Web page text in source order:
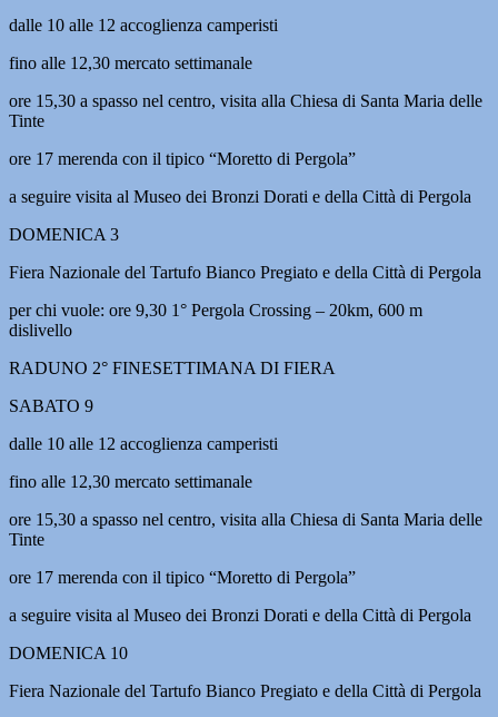
dalle 10 alle 12 accoglienza camperisti
fino alle 12,30 mercato settimanale
ore 15,30 a spasso nel centro, visita alla Chiesa di Santa Maria delle
Tinte
ore 17 merenda con il tipico “Moretto di Pergola”
a seguire visita al Museo dei Bronzi Dorati e della Città di Pergola
DOMENICA 3
Fiera Nazionale del Tartufo Bianco Pregiato e della Città di Pergola
per chi vuole: ore 9,30 1° Pergola Crossing – 20km, 600 m
dislivello
RADUNO 2° FINESETTIMANA DI FIERA
SABATO 9
dalle 10 alle 12 accoglienza camperisti
fino alle 12,30 mercato settimanale
ore 15,30 a spasso nel centro, visita alla Chiesa di Santa Maria delle
Tinte
ore 17 merenda con il tipico “Moretto di Pergola”
a seguire visita al Museo dei Bronzi Dorati e della Città di Pergola
DOMENICA 10
Fiera Nazionale del Tartufo Bianco Pregiato e della Città di Pergola